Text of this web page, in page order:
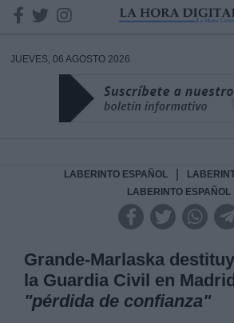
JUEVES, 06 AGOSTO 2026
LABERINTO ESPAÑOL
LABERINTO ESPAÑOL
Grande-Marlaska
la Guardia Civil en
"pérdida de confianza"
DATOS
Responsable: